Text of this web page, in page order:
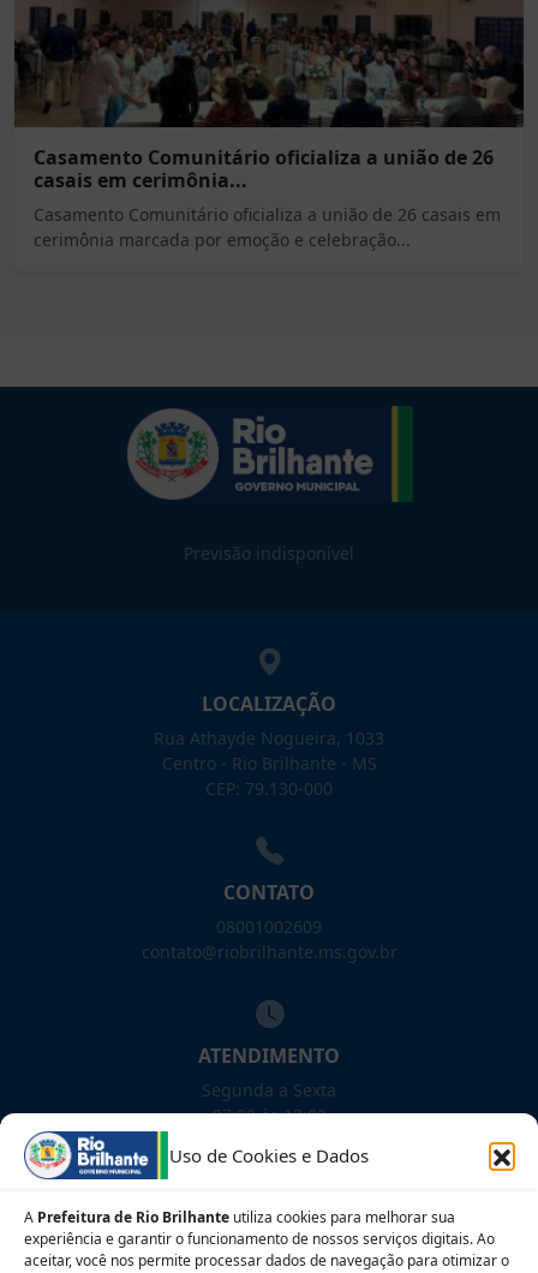
Uso de Cookies e Dados
A Prefeitura de Rio Brilhante utiliza cookies para melhorar sua
experiência e garantir o funcionamento de nossos serviços digitais. Ao
aceitar, você nos permite processar dados de navegação para otimizar o
Casamento Comunitário oficializa a união de 26
casais em cerimônia...
Casamento Comunitário oficializa a união de 26 casais em
cerimônia marcada por emoção e celebração...
Previsão indisponível
LOCALIZAÇÃO
Rua Athayde Nogueira, 1033
Centro - Rio Brilhante - MS
CEP: 79.130-000
CONTATO
08001002609
contato@riobrilhante.ms.gov.br
ATENDIMENTO
Segunda a Sexta
07:00 às 13:00
NOSSAS REDES!